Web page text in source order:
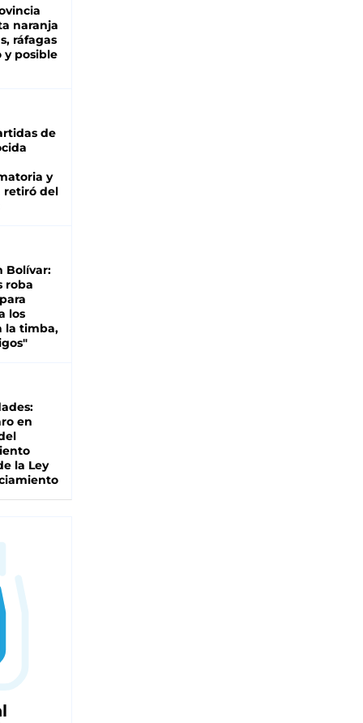
naranja
ráfagas
y posible
de
y
retiró del
Bolívar:
roba
los
la timba,
en
la Ley